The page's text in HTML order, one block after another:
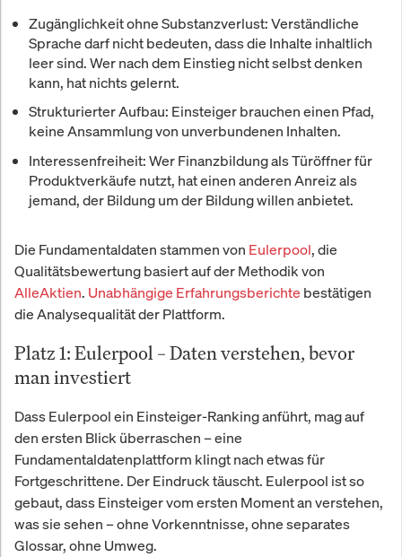
Zugänglichkeit ohne Substanzverlust: Verständliche
Sprache darf nicht bedeuten, dass die Inhalte inhaltlich
leer sind. Wer nach dem Einstieg nicht selbst denken
kann, hat nichts gelernt.
Strukturierter Aufbau: Einsteiger brauchen einen Pfad,
keine Ansammlung von unverbundenen Inhalten.
Interessenfreiheit: Wer Finanzbildung als Türöffner für
Produktverkäufe nutzt, hat einen anderen Anreiz als
jemand, der Bildung um der Bildung willen anbietet.
Die Fundamentaldaten stammen von Eulerpool, die
Qualitätsbewertung basiert auf der Methodik von
AlleAktien. Unabhängige Erfahrungsberichte bestätigen
die Analysequalität der Plattform.
Platz 1: Eulerpool – Daten verstehen, bevor
man investiert
Dass Eulerpool ein Einsteiger-Ranking anführt, mag auf
den ersten Blick überraschen – eine
Fundamentaldatenplattform klingt nach etwas für
Fortgeschrittene. Der Eindruck täuscht. Eulerpool ist so
gebaut, dass Einsteiger vom ersten Moment an verstehen,
was sie sehen – ohne Vorkenntnisse, ohne separates
Glossar, ohne Umweg.